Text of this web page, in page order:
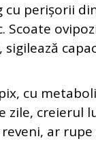
cu perișorii
Scoate
sigilează
cu
zile,
ar